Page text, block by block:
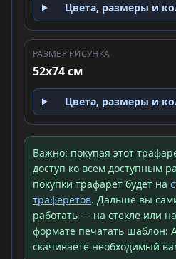
Цвета, размеры и
РАЗМЕР РИСУНКА
52x74 см
Цвета, размеры и
Важно: покупая этот
доступ ко всем доступным
покупки трафарет будет на
траферетов. Дальше вы
работать — на стекле или
формате печатать шаблон:
скачиваете необходимый